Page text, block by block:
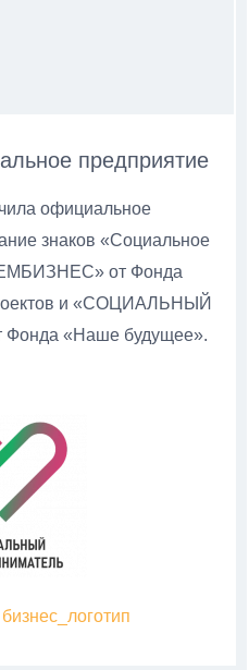
предприятие
официальное
знаков «Социальное
от Фонда
и «СОЦИАЛЬНЫЙ
«Наше будущее».